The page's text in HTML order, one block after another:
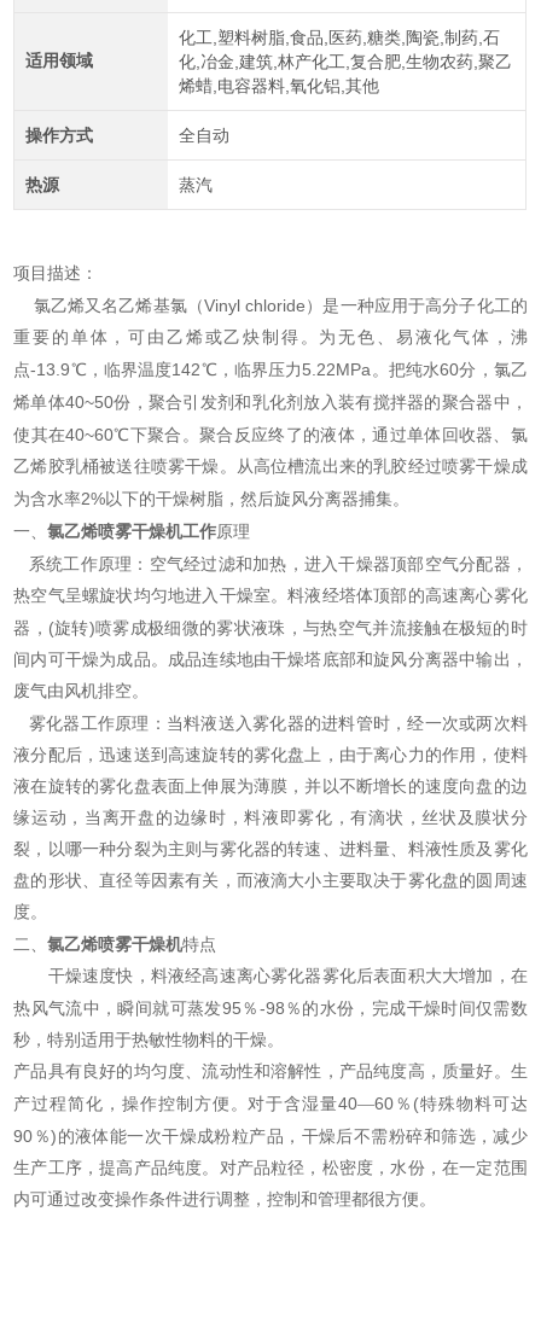
适用领域
化工,塑料树脂,食品,医药,糖类,陶瓷,制药,石
化,冶金,建筑,林产化工,复合肥,生物农药,聚乙
烯蜡,电容器料,氧化铝,其他
操作方式 全自动
热源 蒸汽
项目描述：
氯乙烯又名乙烯基氯（Vinyl chloride ）是一种应用于高分子化工的
重要的单体，可由乙烯或乙炔制得。为无色、易液化气体，沸
点-13.9℃，临界温度142℃，临界压力 5.22MPa。把纯水60分，氯乙
烯单体40~50份，聚合引发剂和乳化剂放入装有搅拌器的聚合器中，
使其在40~60℃下聚合。聚合反应终了的液体，通过单体回收器、氯
乙烯胶乳桶被送往喷雾干燥。从高位槽流出来的乳胶经过喷雾干燥成
为含水率2%以下的干燥树脂，然后旋风分离器捕集。
一、氯乙烯喷雾干燥机工作原理
系统工作原理：空气经过滤和加热，进入干燥器顶部空气分配器，
热空气呈螺旋状均匀地进入干燥室。料液经塔体顶部的高速离心雾化
器， (旋转)喷雾成极细微的雾状液珠，与热空气并流接触在极短的时
间内可干燥为成品。成品连续地由干燥塔底部和旋风分离器中输出，
废气由风机排空。
雾化器工作原理：当料液送入雾化器的进料管时，经一次或两次料
液分配后，迅速送到高速旋转的雾化盘上，由于离心力的作用，使料
液在旋转的雾化盘表面上伸展为薄膜，并以不断增长的速度向盘的边
缘运动，当离开盘的边缘时，料液即雾化，有滴状，丝状及膜状分
裂，以哪一种分裂为主则与雾化器的转速、进料量、料液性质及雾化
盘的形状、直径等因素有关，而液滴大小主要取决于雾化盘的圆周速
度。
二、氯乙烯喷雾干燥机特点
干燥速度快，料液经高速离心雾化器雾化后表面积大大增加，在
热风气流中，瞬间就可蒸发95 ％ -98 ％的水份，完成干燥时间仅需数
秒，特别适用于热敏性物料的干燥。
产品具有良好的均匀度、流动性和溶解性，产品纯度高，质量好。生
产过程简化，操作控制方便。对于含湿量40—60 ％ (特殊物料可达
90 ％) 的液体能一次干燥成粉粒产品，干燥后不需粉碎和筛选，减少
生产工序，提高产品纯度。对产品粒径，松密度，水份，在一定范围
内可通过改变操作条件进行调整，控制和管理都很方便。